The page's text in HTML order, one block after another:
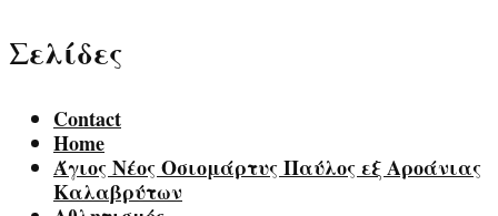
Σελίδες
Contact
Home
Άγιος Νέος Οσιομάρτυς Παύλος εξ Αροάνιας
Καλαβρύτων